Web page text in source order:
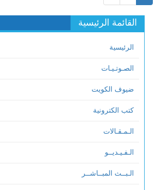
القائمة الرئيسية
الرئيسية
الصـوتـيـات
ضيوف الكويت
كتب الكترونية
الـمـقـالات
الـفـيـديــو
الـبــث المبــاشــر